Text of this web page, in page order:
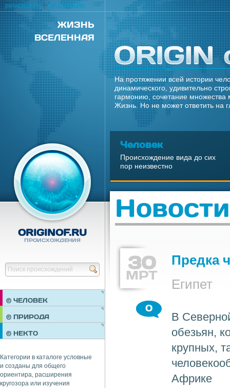
ЖИЗНЬ
ВСЕЛЕННАЯ
На протяжении всей истории
динамического, удивительно
гармонию, сочетание множества
Жизнь. Но не может ответить на
Человек
Происхождение вида до сих
пор неизвестно
ORIGINOF.RU
ПРОИСХОЖДЕНИЯ
Найти
© ЧЕЛОВЕК
ПРАЗДНИКИ
ОБЩЕСТВО
© ПРИРОДА
© НЕКТО
Категории в каталоге условные
и созданы для общего
ориентира, расширения
кругозора или изучения
Новости
30
МРТ
Предка
Египет
0
В
обезьян,
крупных,
Африке
регистрация|авторизация